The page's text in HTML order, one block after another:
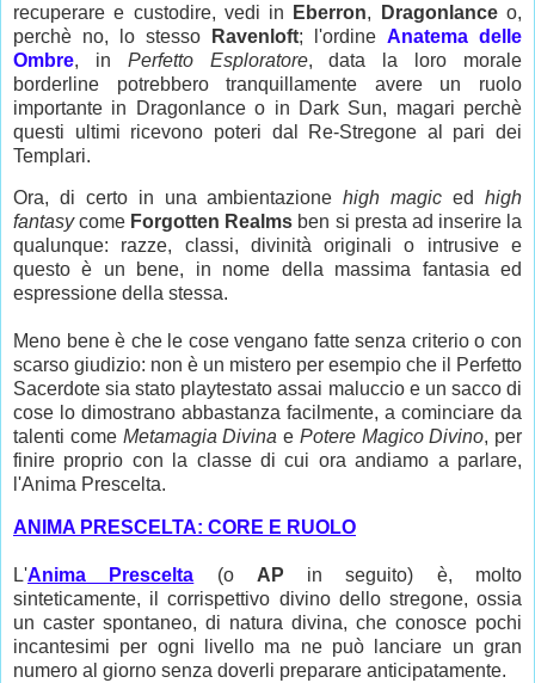
recuperare e custodire, vedi in
Eberron, Dragonlanceo,
perchè no, lo stesso
Ravenloft; l'ordine Anatema delle
Ombre, in Perfetto Esploratore, data la loro morale
borderline potrebbero tranquillamente avere un ruolo
importante in Dragonlance o in Dark Sun, magari perchè
questi ultimi ricevono poteri dal Re-Stregone al pari dei
Templari.
Ora, di certo in una ambientazionehigh magicedhigh
fantasycome Forgotten Realms ben si presta ad inserire la
qualunque: razze, classi, divinità originali o intrusive e
questo è un bene, in nome della massima fantasia ed
espressione della stessa.
Meno bene è che le cose vengano fatte senza criterio o con
scarso giudizio: non è un mistero per esempio che il Perfetto
Sacerdote sia stato playtestato assai maluccio e un sacco di
cose lo dimostrano abbastanza facilmente, a cominciare da
talenti come Metamagia Divina e Potere Magico Divino, per
finire proprio con la classe di cui ora andiamo a parlare,
l'Anima Prescelta.
ANIMA PRESCELTA: CORE E RUOLO
L'Anima Prescelta (o AP in seguito) è, molto
sinteticamente, il corrispettivo divino dello stregone, ossia
un caster spontaneo, di natura divina, che conosce pochi
incantesimi per ogni livello ma ne può lanciare un gran
numero al giorno senza doverli preparare anticipatamente.